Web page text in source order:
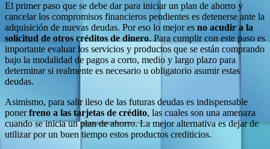
El primer paso que se debe dar para iniciar un plan de ahorro y
cancelar los compromisos financieros pendientes es detenerse ante la
adquisición de nuevas deudas. Por eso lo mejor es no acudir a la
solicitud de otros créditos de dinero. Para cumplir con este paso es
importante evaluar los servicios y productos que se están comprando
bajo la modalidad de pagos a corto, medio y largo plazo para
determinar si realmente es necesario u obligatorio asumir estas
deudas.
Asimismo, para salir ileso de las futuras deudas es indispensable
ponerfreno a las tarjetas de crédito, las cuales son una amenaza
cuando se inicia un plan de ahorro. La mejor alternativa es dejar de
utilizar por un buen tiempo estos productos crediticios.